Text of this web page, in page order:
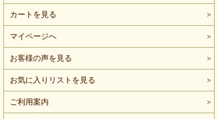
カートを見る
マイページへ
お客様の声を見る
お気に入りリストを見る
ご利用案内